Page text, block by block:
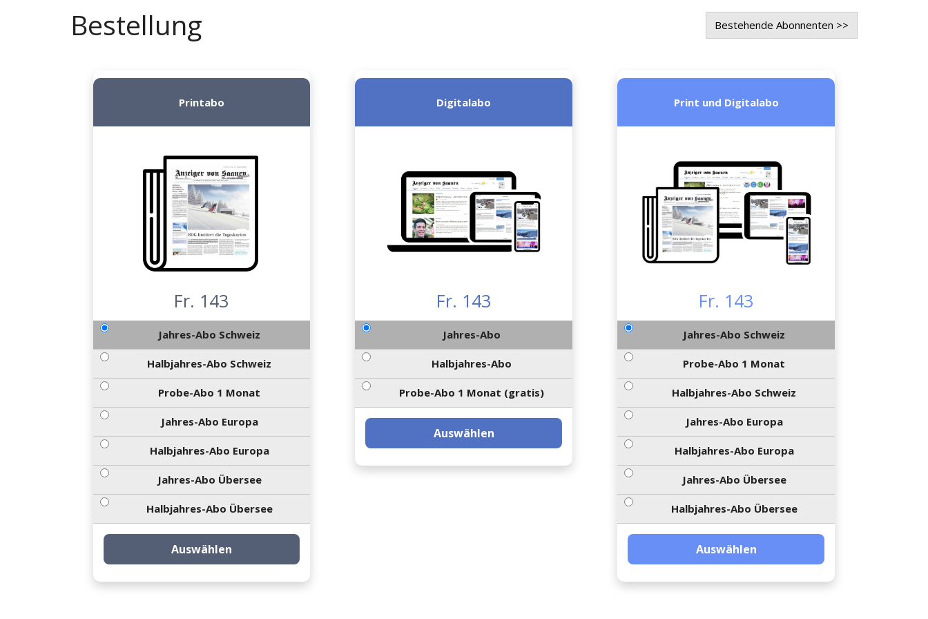
Bestellung Bestehende Abonnenten >>
Printabo
Fr. 143
Jahres-Abo Schweiz
Halbjahres-Abo Schweiz
Probe-Abo 1 Monat
Jahres-Abo Europa
Halbjahres-Abo Europa
Jahres-Abo Übersee
Halbjahres-Abo Übersee
Auswählen
Digitalabo
Fr. 143
Jahres-Abo
Halbjahres-Abo
Probe-Abo 1 Monat (gratis)
Auswählen
Print und Digitalabo
Fr. 143
Jahres-Abo Schweiz
Probe-Abo 1 Monat
Halbjahres-Abo Schweiz
Jahres-Abo Europa
Halbjahres-Abo Europa
Jahres-Abo Übersee
Halbjahres-Abo Übersee
Auswählen